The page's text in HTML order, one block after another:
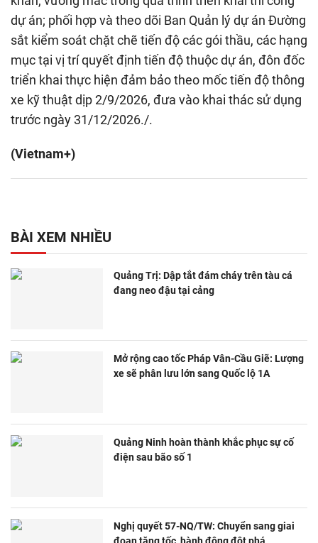
dự án; phối hợp và theo dõi Ban Quản lý dự án Đường
sắt kiểm soát chặt chẽ tiến độ các gói thầu, các hạng
mục tại vị trí quyết định tiến độ thuộc dự án, đôn đốc
triển khai thực hiện đảm bảo theo mốc tiến độ thông
xe kỹ thuật dịp 2/9/2026, đưa vào khai thác sử dụng
trước ngày 31/12/2026./.
(Vietnam+)
BÀI XEM NHIỀU
Quảng Trị: Dập tắt đám cháy trên tàu cá
đang neo đậu tại cảng
Mở rộng cao tốc Pháp Vân-Cầu Giẽ: Lượng
xe sẽ phân lưu lớn sang Quốc lộ 1A
Quảng Ninh hoàn thành khắc phục sự cố
điện sau bão số 1
Nghị quyết 57-NQ/TW: Chuyển sang giai
đoạn tăng tốc, hành động đột phá